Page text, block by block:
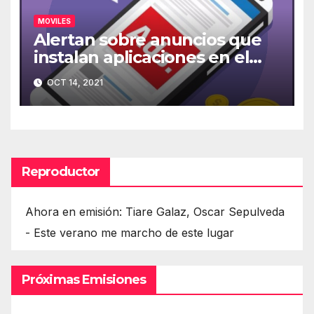
MOVILES
Alertan sobre anuncios que
instalan aplicaciones en el
móvil
OCT 14, 2021
Reproductor
Ahora en emisión: Tiare Galaz, Oscar Sepulveda
- Este verano me marcho de este lugar
Próximas Emisiones